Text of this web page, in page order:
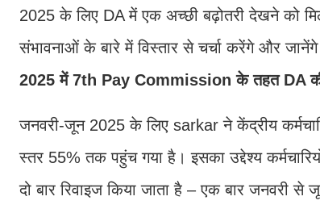
2025 के लिए DA में एक अच्छी बढ़ोतरी देखने को
संभावनाओं के बारे में विस्तार से चर्चा करेंगे और
2025 में 7th Pay Commission के तहत DA
जनवरी-जून 2025 के लिए sarkar ने केंद्रीय
स्तर 55% तक पहुंच गया है। इसका उद्देश्य
दो बार रिवाइज किया जाता है – एक बार जनवरी